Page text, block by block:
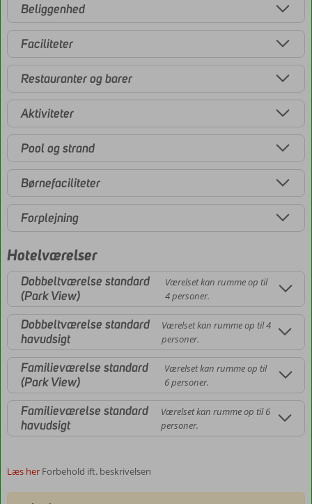
Beliggenhed
Faciliteter
Restauranter og barer
Aktiviteter
Pool og strand
Børnefaciliteter
Forplejning
Hotelværelser
Dobbeltværelse standard
(Park View)
Værelset kan rumme op til
4 personer.
Dobbeltværelse standard
havudsigt
Værelset kan rumme op til 4
personer.
Familieværelse standard
(Park View)
Værelset kan rumme op til
6 personer.
Familieværelse standard
havudsigt
Værelset kan rumme op til 6
personer.
Læs her Forbehold ift. beskrivelsen